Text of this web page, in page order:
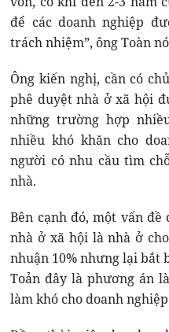
để các doanh nghiệp
trách nhiệm”, ông Toàn
Ông kiến nghị, cần có
phê duyệt nhà ở xã hội
những trường hợp
nhiều khó khăn cho
người có nhu cầu tìm
nhà.
Bên cạnh đó, một vấn
nhà ở xã hội là nhà ở
nhuận 10% nhưng lại bắt
Toản đây là phương án
làm khó cho doanh